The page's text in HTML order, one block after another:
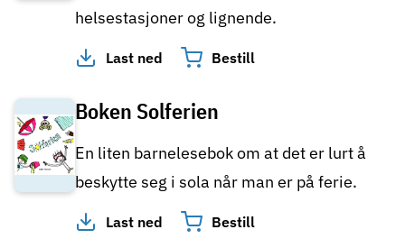
helsestasjoner og lignende.
Last ned Bestill
Boken Solferien
En liten barnelesebok om at det er lurt å
beskytte seg i sola når man er på ferie.
Last ned Bestill